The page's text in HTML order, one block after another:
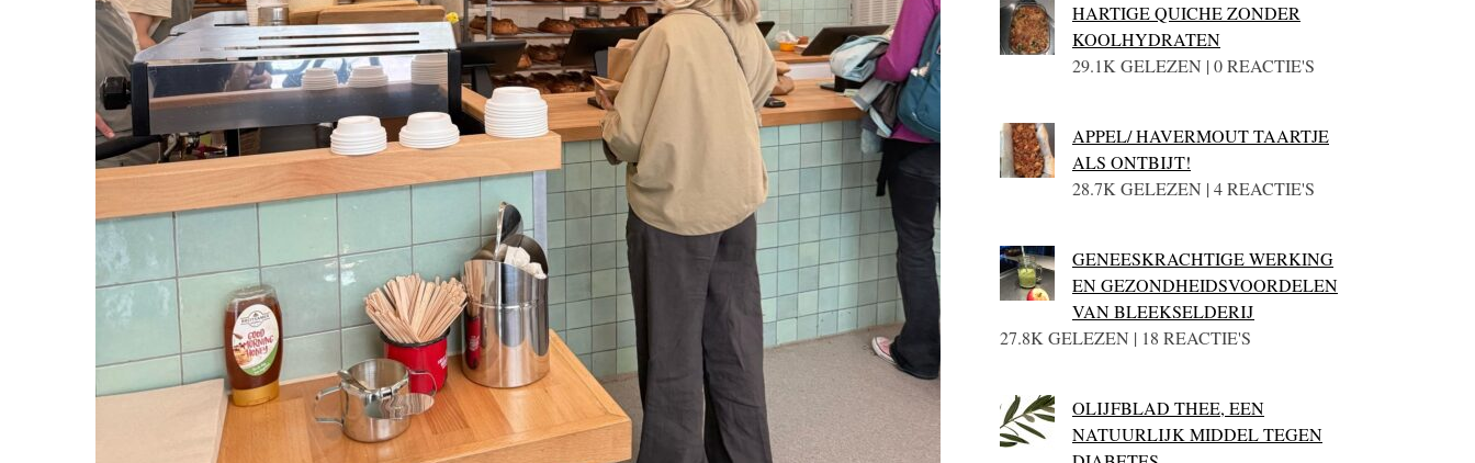
HARTIGE QUICHE ZONDER
KOOLHYDRATEN
29.1K GELEZEN | 0 REACTIE'S
APPEL/ HAVERMOUT TAARTJE
ALS ONTBIJT!
28.7K GELEZEN | 4 REACTIE'S
GENEESKRACHTIGE WERKING
EN GEZONDHEIDSVOORDELEN
VAN BLEEKSELDERIJ
27.8K GELEZEN | 18 REACTIE'S
OLIJFBLAD THEE, EEN
NATUURLIJK MIDDEL TEGEN